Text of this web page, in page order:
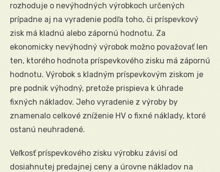
rozhoduje o nevýhodných výrobkoch určených
prípadne aj na vyradenie podľa toho, či príspevkový
zisk má kladnú alebo zápornú hodnotu. Za
ekonomicky nevýhodný výrobok možno považovať len
ten, ktorého hodnota príspevkového zisku má zápornú
hodnotu. Výrobok s kladným príspevkovým ziskom je
pre podnik výhodný, pretože prispieva k úhrade
fixných nákladov. Jeho vyradenie z výroby by
znamenalo celkové zníženie HV o fixné náklady, ktoré
ostanú neuhradené.
Veľkosť príspevkového zisku výrobku závisí od
dosiahnutej predajnej ceny a úrovne nákladov na